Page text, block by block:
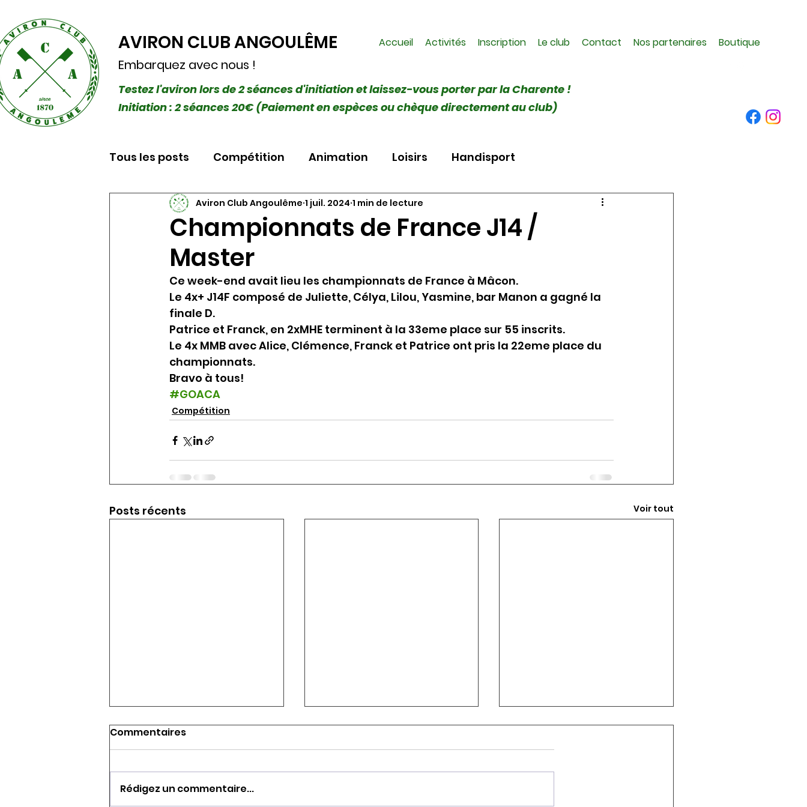
Accueil Activités Inscription Le club Contact Nos partenaires Boutique
Embarquez avec nous !
Testez l'aviron lors de 2 séances d'initiation et laissez-vous porter par la Charente !
Initiation : 2 séances 20€ (Paiement en espèces ou chèque directement au club)
AVIRON CLUB ANGOULÊME
Tous les posts Compétition Animation Loisirs Handisport
Championnats de France J14 /
Master
Aviron Club Angoulême 1 juil. 2024 1 min de lecture
Ce week-end avait lieu les championnats de France à Mâcon.
Le 4x+ J14F composé de Juliette, Célya, Lilou, Yasmine, bar Manon a gagné la
finale D.
Patrice et Franck, en 2xMHE terminent à la 33eme place sur 55 inscrits.
Le 4x MMB avec Alice, Clémence, Franck et Patrice ont pris la 22eme place du
championnats.
Bravo à tous!
#GOACA
Compétition
Posts récents Voir tout
Commentaires
Rédigez un commentaire...